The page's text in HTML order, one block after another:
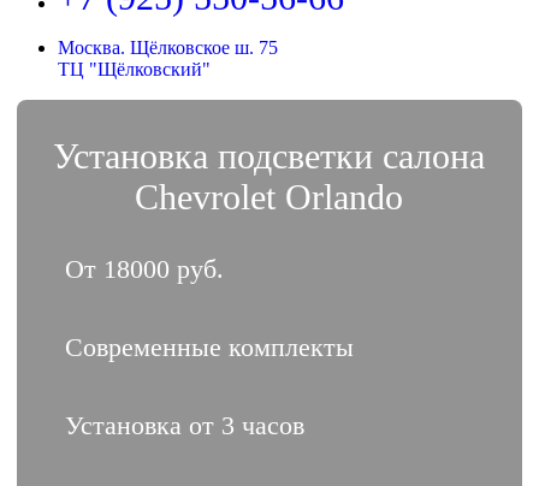
Москва. Щёлковское ш. 75
ТЦ "Щёлковский"
Установка подсветки салона
Chevrolet Orlando
От 18000 руб.
Современные комплекты
Установка от 3 часов